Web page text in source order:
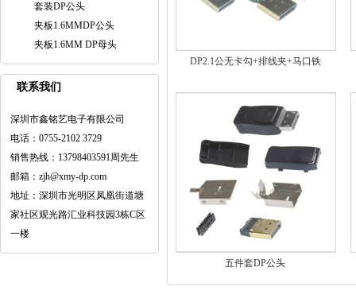
套装DP公头
夹板1.6MMDP公头
夹板1.6MM DP母头
联系我们
深圳市鑫铭艺电子有限公司
电话：0755-2102 3729
销售热线：13798403591周先生
邮箱：zjh@xmy-dp.com
地址：深圳市光明区凤凰街道塘
家社区观光路汇业科技园3栋C区
一楼
DP2.1公无卡勾+排线夹+马口铁
五件套DP公头